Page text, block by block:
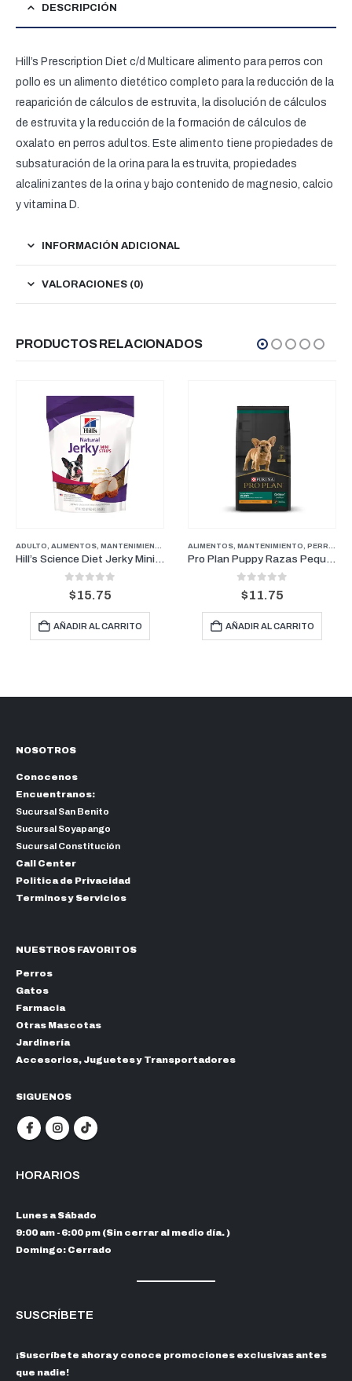
DESCRIPCIÓN
Hill’s Prescription Diet c/d Multicare alimento para perros con
pollo es un alimento dietético completo para la reducción de la
reaparición de cálculos de estruvita, la disolución de cálculos
de estruvita y la reducción de la formación de cálculos de
oxalato en perros adultos. Este alimento tiene propiedades de
subsaturación de la orina para la estruvita, propiedades
alcalinizantes de la orina y bajo contenido de magnesio, calcio
y vitamina D.
INFORMACIÓN ADICIONAL
VALORACIONES (0)
PRODUCTOS RELACIONADOS
,ANTIPULGAS PERROS PESOS PEQUEÑOS,FARMACIA,
ADULTO ALIMENTOS MANTENIMIENTO PERROS,PUPPY SENIOR,TREATS
Hill’s Science Diet Jerky Mini-Strips Treats 7.1 oz
out of 5
$15.75
AÑADIR AL CARRITO
ALIMENTOS MANTENIMIENTO PERROS
Pro Plan Puppy Razas Pequeñas | Perros Cachorros de Razas Pequeñas 1kg
out of 5
$11.75
AÑADIR AL CARRITO
NOSOTROS
Conocenos
Encuentranos:
Sucursal San Benito
Sucursal Soyapango
Sucursal Constitución
Call Center
Politica de Privacidad
Terminos y Servicios
NUESTROS FAVORITOS
Perros
Gatos
Farmacia
Otras Mascotas
Jardinería
Accesorios, Juguetes y Transportadores
SIGUENOS
HORARIOS
Lunes a Sábado
9:00 am - 6:00 pm (Sin cerrar al medio día. )
Domingo: Cerrado
SUSCRÍBETE
¡Suscríbete ahora y conoce promociones exclusivas antes
que nadie!